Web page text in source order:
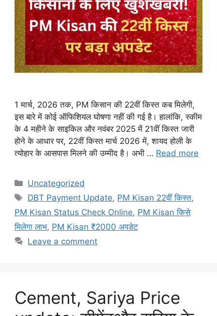
1 मार्च, 2026 तक, PM किसान की 22वीं किस्त कब मिलेगी,
इस बारे में कोई ऑफिशियल घोषणा नहीं की गई है। हालांकि, स्कीम
के 4 महीने के साइकिल और नवंबर 2025 में 21वीं किस्त जारी
होने के आधार पर, 22वीं किस्त मार्च 2026 में, शायद होली के
त्योहार के आसपास मिलने की उम्मीद है। अभी … Read more
Categories
Uncategorized
Tags
DBT Payment Update, PM Kisan 22वीं किस्त,
PM Kisan Status Check Online, PM Kisan किसे
मिलेगा लाभ, PM Kisan ₹2000 अपडेट
Leave a comment
Cement, Sariya Price